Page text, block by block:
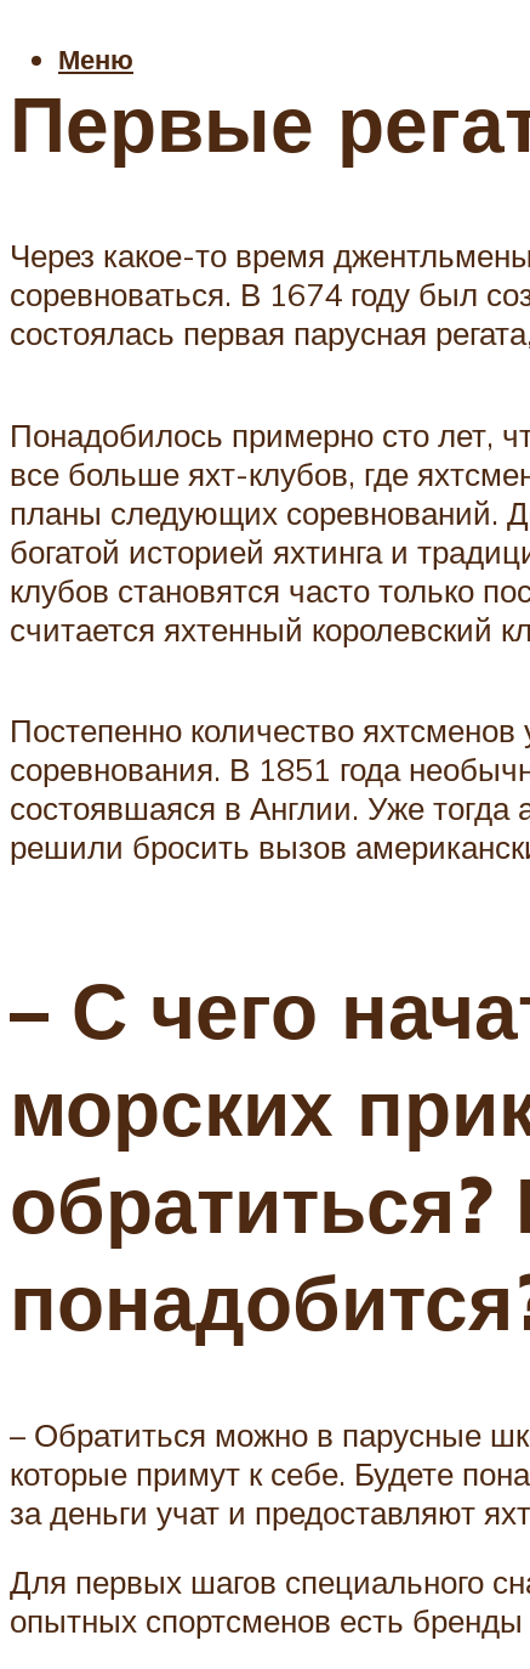
Меню
Первые
Через какое-то время
соревноваться. В 1674 году был
состоялась первая парусная
Понадобилось примерно сто лет,
все больше яхт-клубов, где
планы следующих соревнований.
богатой историей яхтинга и
клубов становятся часто только
считается яхтенный королевский
Постепенно количество
соревнования. В 1851 года
состоявшаяся в Англии. Уже
решили бросить вызов
– С чего
морских
– Обратиться можно в парусные
которые примут к себе. Будете
за деньги учат и предоставляют
Для первых шагов специального
опытных спортсменов есть